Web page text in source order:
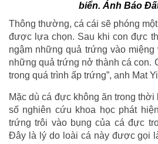
biển. Ảnh Báo
Thông thường, cá cái sẽ phóng
được lựa chọn. Sau khi con đực
ngậm những quả trứng vào
những quả trứng nở thành cá con.
trong quá trình ấp trứng”, anh Mat
Mặc dù cá đực không ăn trong
số nghiên cứu khoa học phát
trứng trôi vào bụng của cá đực
Đây là lý do loài cá này được gọi